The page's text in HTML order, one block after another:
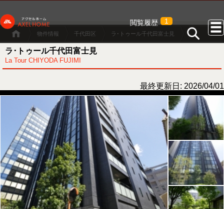
閲覧履歴 1
物件情報 千代田区 ラ･トゥール千代田富士見
ラ･トゥール千代田富士見
La Tour CHIYODA FUJIMI
最終更新日: 2026/04/01